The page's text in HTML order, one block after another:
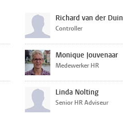
Richard van der Duin
Controller
Monique Jouvenaar
Medewerker HR
Linda Nolting
Senior HR Adviseur